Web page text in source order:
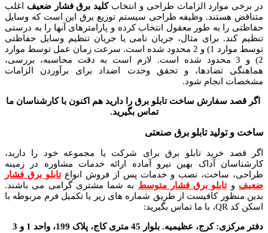
در برخی موارد الزامات طراحی و انتخابکلید برق فشار ضعیف اغلب
متناقض هستند. وظیفه طراحی سیستم توزیع برق این است که وسایل
حفاظتی را به طور معقول انتخاب کرده و پارامترهای آنها را به درستی
تنظیم کند. برای مثال، جریان نامی یا جریان تنظیم وسایل حفاظتی
توسط موارد 1) و 2 محدود شده است. سرعت زمان عمل توسط موارد
2) و 3 محدود شده است. لازم است به دقت محاسبه، بررسی،
هماهنگی تضادها، و تحقق وحدت اضداد برای برآوردن الزامات
مشخصات انجام شود.
اگر قصد سفارش ساخت تابلو برق را دارید هم اکنون با کارشناسان ما
تماس بگیرید.
ساخت و تولید تابلو برق صنعتی
اگر قصد خرید تابلو برق برای شرکت یا مجموعه خود را دارید،
کارشناسان آداک بهین نیرو آماده ارائه خدمات مشاوره در زمینه
طراحی، ساخت، نصب و خدمات پس از فروش انواعتابلو برق فشار
ضعیف وتابلو برق فشار متوسط به شما مشتری گرامی می باشند.
بدین منظور کافیست از طریق شماره های زیر یا تکمیل فرم مربوطه با
اسکن کد QR، با ما تماس بگیرید:
دفتر مرکزی: کرج، عظیمیه. بلوار 45 متری کاج، پلاک 199، واحد 1 و 3